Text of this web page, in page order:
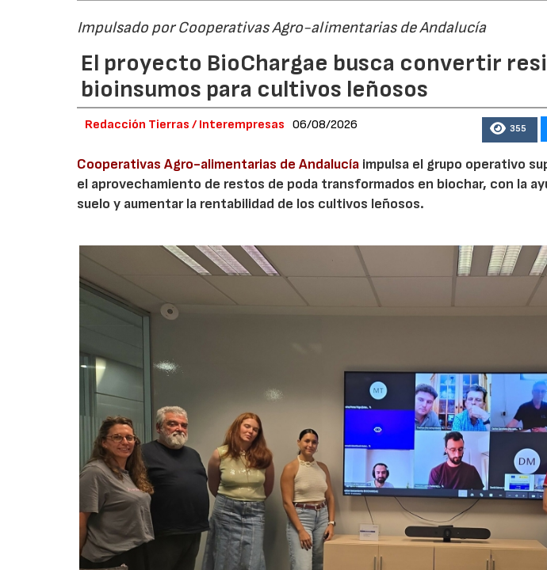
Impulsado por Cooperativas Agro-alimentarias de Andalucía
El proyecto BioChargae busca convertir
bioinsumos para cultivos leñosos
Redacción Tierras / Interempresas 06/08/2026 355
Cooperativas Agro-alimentarias de Andalucía impulsa el grupo operativo
el aprovechamiento de restos de poda transformados en biochar, con la
suelo y aumentar la rentabilidad de los cultivos leñosos.